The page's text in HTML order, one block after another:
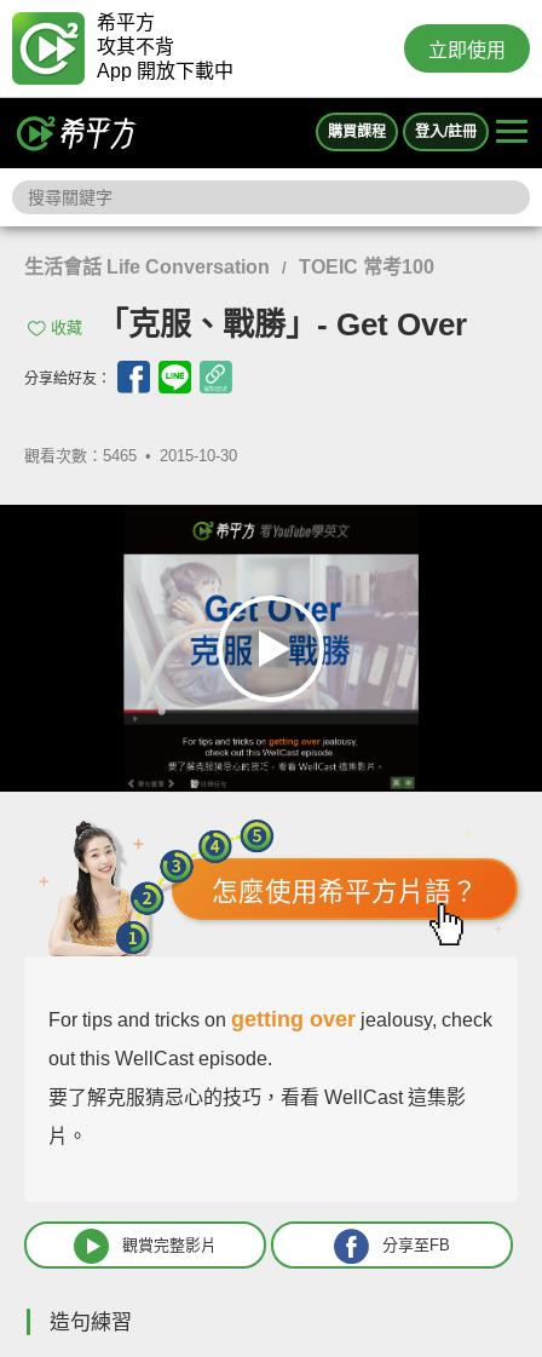
希平方
攻其不背
App 開放下載中
立即使用
購買課程 登入/註冊
生活會話 Life Conversation / TOEIC 常考100
收藏 「克服、戰勝」- Get Over
分享給好友：
觀看次數：5465 • 2015-10-30
怎麼使用希平方片語？
For tips and tricks on getting over jealousy, check
out this WellCast episode.
要了解克服猜忌心的技巧，看看 WellCast 這集影
片。
觀賞完整影片 分享至FB
造句練習